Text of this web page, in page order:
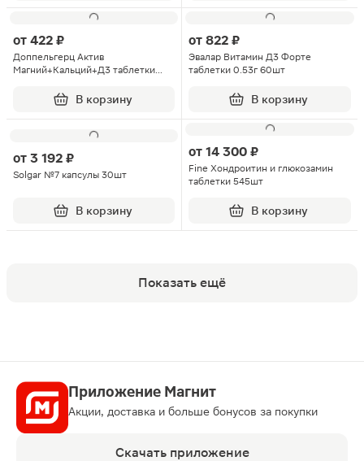
от 422 ₽
Доппельгерц Актив
Магний+Кальций+Д3 таблетки
В корзину
от 822 ₽
Эвалар Витамин Д3 Форте
таблетки 0.53г 60шт
В корзину
от 3 192 ₽
Solgar №7 капсулы 30шт
В корзину
от 14 300 ₽
Fine Хондроитин и глюкозамин
таблетки 545шт
В корзину
Показать ещё
Приложение Магнит
Акции, доставка и больше бонусов за покупки
Скачать приложение